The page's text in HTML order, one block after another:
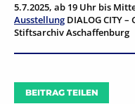
5.7.2025, ab 19 Uhr bis
Ausstellung DIALOG CITY
Stiftsarchiv Aschaffenburg
BEITRAG TEILEN